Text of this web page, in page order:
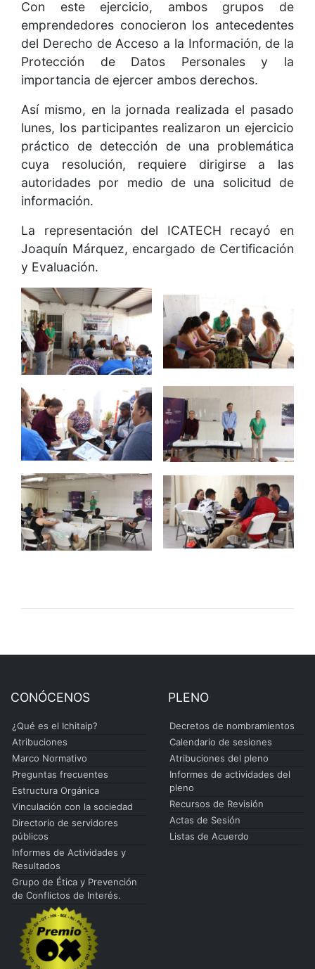
Con este ejercicio, ambos grupos de
emprendedores conocieron los antecedentes
del Derecho de Acceso a la Información, de la
Protección de Datos Personales y la
importancia de ejercer ambos derechos.
Así mismo, en la jornada realizada el pasado
lunes, los participantes realizaron un ejercicio
práctico de detección de una problemática
cuya resolución, requiere dirigirse a las
autoridades por medio de una solicitud de
información.
La representación del ICATECH recayó en
Joaquín Márquez, encargado de Certificación
y Evaluación.
CONÓCENOS
¿Qué es el Ichitaip?
Atribuciones
Marco Normativo
Preguntas frecuentes
Estructura Orgánica
Vinculación con la sociedad
Directorio de servidores
públicos
Informes de Actividades y
Resultados
Grupo de Ética y Prevención
de Conflictos de Interés.
PLENO
Decretos de nombramientos
Calendario de sesiones
Atribuciones del pleno
Informes de actividades del
pleno
Recursos de Revisión
Actas de Sesión
Listas de Acuerdo